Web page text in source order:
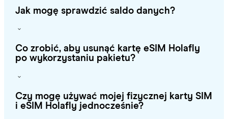
Jak mogę sprawdzić saldo danych?
Co zrobić, aby usunąć kartę eSIM Holafly
po wykorzystaniu pakietu?
Czy mogę używać mojej fizycznej karty SIM
i eSIM Holafly jednocześnie?